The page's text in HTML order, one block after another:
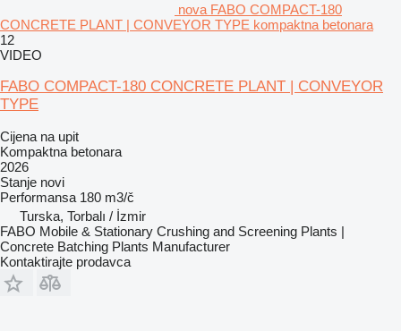
nova FABO COMPACT-180
CONCRETE PLANT | CONVEYOR TYPE kompaktna betonara
12
VIDEO
FABO COMPACT-180 CONCRETE PLANT | CONVEYOR
TYPE
Cijena na upit
Kompaktna betonara
2026
Stanje novi
Performansa 180 m3/č
Turska, Torbalı / İzmir
FABO Mobile & Stationary Crushing and Screening Plants |
Concrete Batching Plants Manufacturer
Kontaktirajte prodavca